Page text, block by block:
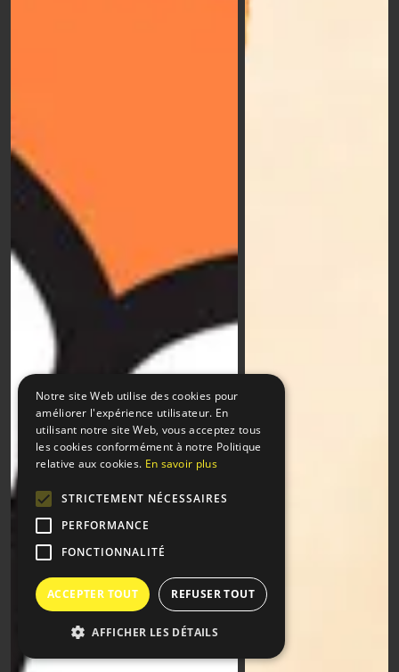
Notre site Web utilise des cookies pour
améliorer l'expérience utilisateur. En
utilisant notre site Web, vous acceptez tous
les cookies conformément à notre Politique
relative aux cookies. En savoir plus
STRICTEMENT NÉCESSAIRES
PERFORMANCE
FONCTIONNALITÉ
ACCEPTER TOUT REFUSER TOUT
AFFICHER LES DÉTAILS